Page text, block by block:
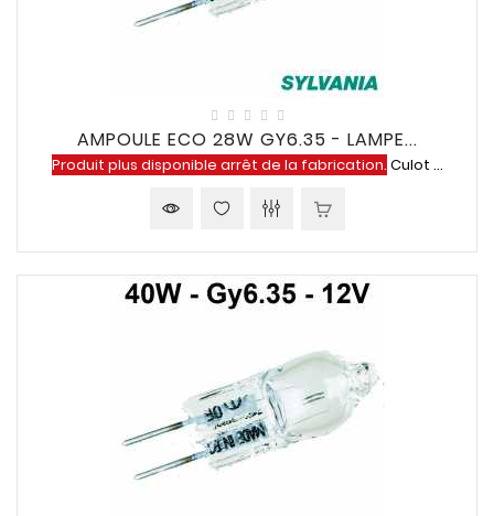
AMPOULE ECO 28W GY6.35 - LAMPE...
Produit plus disponible arrêt de la fabrication. Culot ...